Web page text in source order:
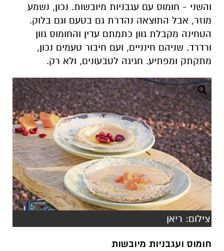
והשני - חומוס עם עגבניות מיובשות. נכון, נשמע
מוזר, אבל התוצאה נהדרת גם בטעם וגם בלוק.
הטחינה מקבלת גוון כתמתם עדין והחומוס גוון
ורדרד. שניהם חינניים, ועם חיבור טעמים נכון,
מתקתק ומפתיע. חגיגה לטבעונים, ולא רק.
צילום: ריאן
חומוס ועגבניות מיובשות